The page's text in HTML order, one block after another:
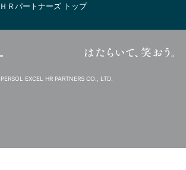
Ｒパートナーズ トップ
EXCEL HR PARTNERS CO., LTD.